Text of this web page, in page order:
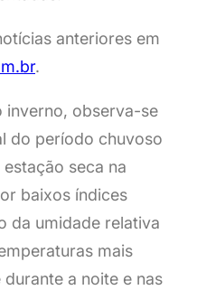
anteriores em
.
inverno, observa-se
do período chuvoso
seca na
baixos índices
da umidade relativa
mais
a noite e nas